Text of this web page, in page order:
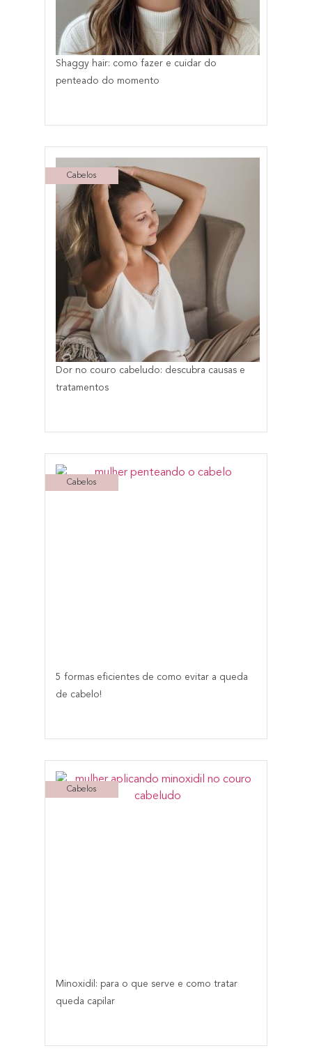
Shaggy hair: como fazer e cuidar do
penteado do momento
Cabelos
Dor no couro cabeludo: descubra causas e
tratamentos
Cabelos
5 formas eficientes de como evitar a queda
de cabelo!
Cabelos
Minoxidil: para o que serve e como tratar
queda capilar